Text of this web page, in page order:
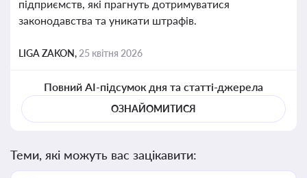
підприємств, які прагнуть дотримуватися
законодавства та уникати штрафів.
LIGA ZAKON, 25 квітня 2026
Повний AI-підсумок дня та статті-джерела
ОЗНАЙОМИТИСЯ
Теми, які можуть вас зацікавити: